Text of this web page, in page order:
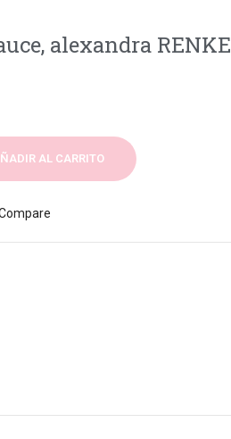
alexandra RENKE
AL CARRITO